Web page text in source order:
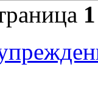
1